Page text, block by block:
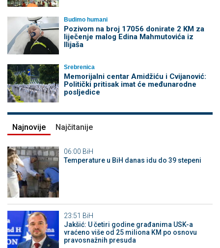
Budimo humani
Pozivom na broj 17056 donirate 2 KM za
liječenje malog Edina Mahmutovića iz
Ilijaša
Srebrenica
Memorijalni centar Amidžiću i Cvijanović:
Politički pritisak imat će međunarodne
posljedice
Najnovije Najčitanije
06:00 BiH
Temperature u BiH danas idu do 39 stepeni
23:51 BiH
Jakšić: U četiri godine građanima USK-a
vraćeno više od 25 miliona KM po osnovu
pravosnažnih presuda